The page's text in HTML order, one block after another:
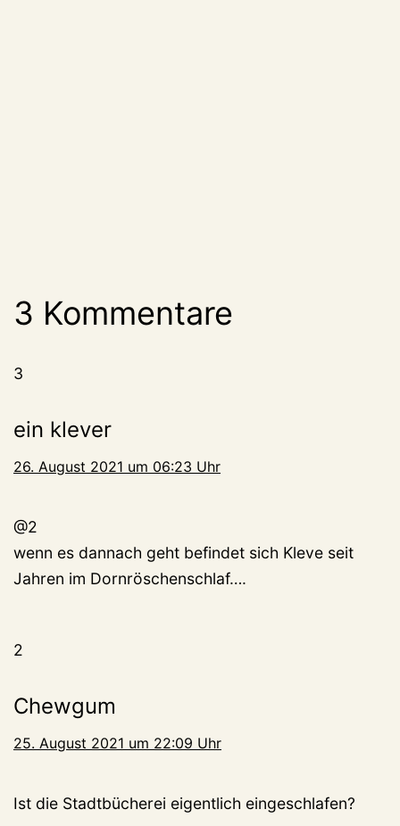
3 Kommentare
3
ein klever
26. August 2021 um 06:23 Uhr
@2
wenn es dannach geht befindet sich Kleve seit
Jahren im Dornröschenschlaf….
2
Chewgum
25. August 2021 um 22:09 Uhr
Ist die Stadtbücherei eigentlich eingeschlafen?